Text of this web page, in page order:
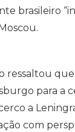
brasileiro
ressaltou
para a
a
com